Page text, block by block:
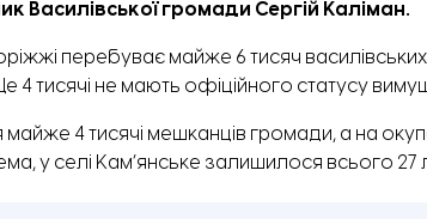
Василівської громади Сергій Каліман.
перебуває майже 6 тисяч василівських
4 тисячі не мають офіційного статусу
4 тисячі мешканців громади, а на
у селі Кам’янське залишилося всього 27